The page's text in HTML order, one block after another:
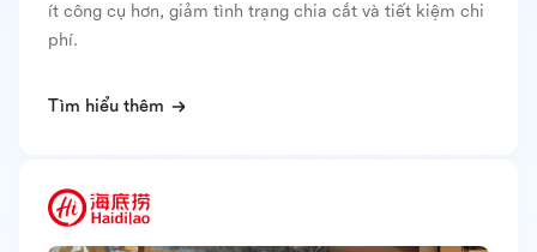
ít công cụ hơn, giảm tình trạng chia cắt và tiết kiệm chi
phí.
Tìm hiểu thêm